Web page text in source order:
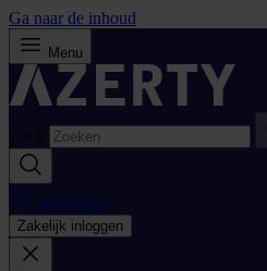
Ga naar de inhoud
Menu
Zoek
Bestellijst
Zakelijk inloggen